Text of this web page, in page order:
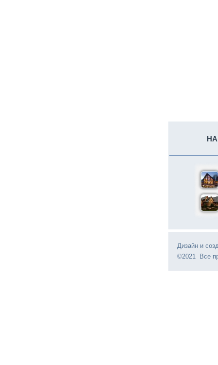
Дизайн и
©2021 Все